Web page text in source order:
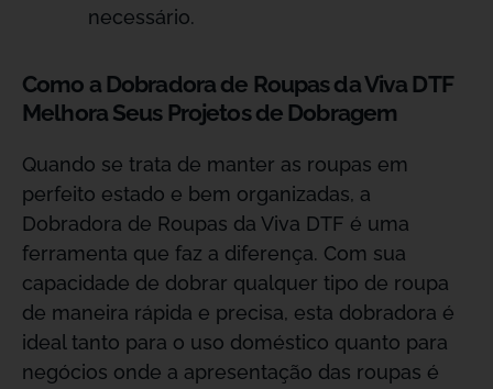
necessário.
Como a Dobradora de Roupas da Viva DTF
Melhora Seus Projetos de Dobragem
Quando se trata de manter as roupas em
perfeito estado e bem organizadas, a
Dobradora de Roupas da Viva DTF é uma
ferramenta que faz a diferença. Com sua
capacidade de dobrar qualquer tipo de roupa
de maneira rápida e precisa, esta dobradora é
ideal tanto para o uso doméstico quanto para
negócios onde a apresentação das roupas é